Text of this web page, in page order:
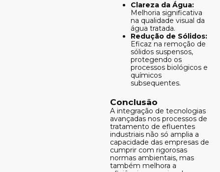
Clareza da Água:
Melhoria significativa
na qualidade visual da
água tratada.
Redução de Sólidos:
Eficaz na remoção de
sólidos suspensos,
protegendo os
processos biológicos e
químicos
subsequentes.
Conclusão
A integração de tecnologias
avançadas nos processos de
tratamento de efluentes
industriais não só amplia a
capacidade das empresas de
cumprir com rigorosas
normas ambientais, mas
também melhora a